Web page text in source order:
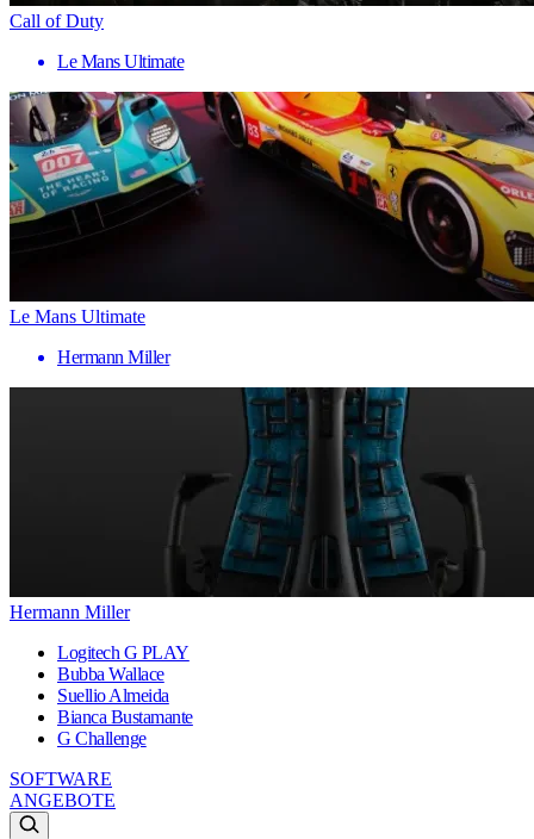
Call of Duty
Le Mans Ultimate
Le Mans Ultimate
Hermann Miller
Hermann Miller
Logitech G PLAY
Bubba Wallace
Suellio Almeida
Bianca Bustamante
G Challenge
SOFTWARE
ANGEBOTE